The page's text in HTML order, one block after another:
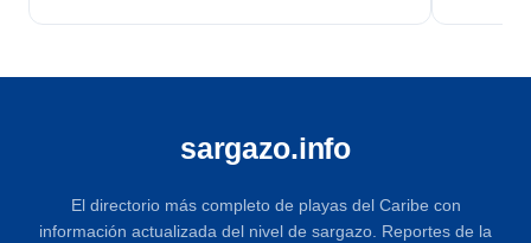
sargazo.info
El directorio más completo de playas del Caribe con
información actualizada del nivel de sargazo. Reportes de la